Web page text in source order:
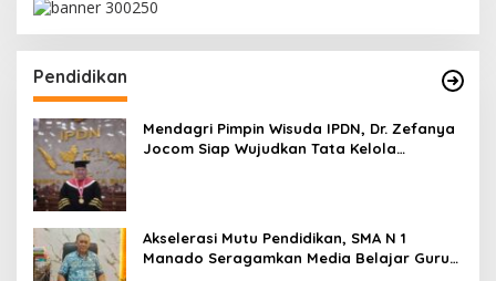
Pendidikan
Mendagri Pimpin Wisuda IPDN, Dr. Zefanya
Jocom Siap Wujudkan Tata Kelola
Akselerasi Mutu Pendidikan, SMA N 1
Manado Seragamkan Media Belajar Guru